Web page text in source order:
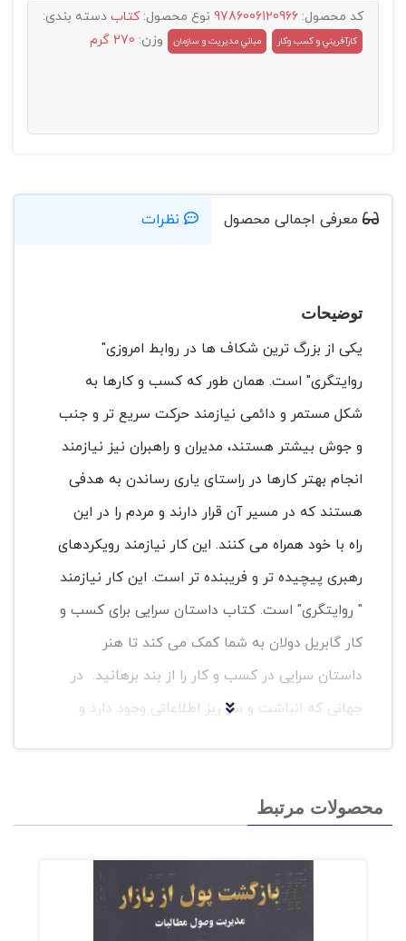
کد محصول: 9786006120966 نوع محصول:کتاب دسته بندی:
کارآفريني و کسب وکار مباني مديريت و سازمان وزن: 270 گرم
معرفی اجمالی محصول نظرات
توضیحات
یکی از بزرگ ترین شکاف ها در روابط امروزی"
روایتگری" است. همان طور که کسب و کارها به
شکل مستمر و دائمی نیازمند حرکت سریع تر و جنب
و جوش بیشتر هستند، مدیران و راهبران نیز نیازمند
انجام بهتر کارها در راستای یاری رساندن به هدفی
هستند که در مسیر آن قرار دارند و مردم را در این
راه با خود همراه می کنند. این کار نیازمند رویکردهای
رهبری پیچیده تر و فریبنده تر است. این کار نیازمند
" روایتگری" است. کتاب داستان سرایی برای کسب و
کار گابریل دولان به شما کمک می کند تا هنر
داستان سرایی در کسب و کار را از بند برهانید. در
جهانی که انباشت و سر ریز اطلاعاتی وجود دارد و
پیام خود به سراسر جهان هستند که در مقابل
پارازیت، عامل اختلال در پیام است]. این موضوع را با
درک اهمیت " قابلیت اطمینان بیشتر و معتبر
محصولات مرتبط